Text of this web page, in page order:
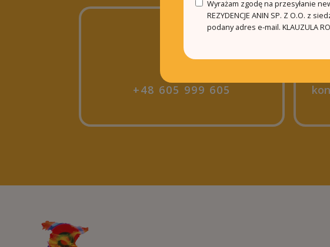
+48 605 999 605
Wyrażam zgodę na przesyłanie
REZYDENCJE ANIN SP. Z O.O. z
podany adres e-mail. KLAUZULA